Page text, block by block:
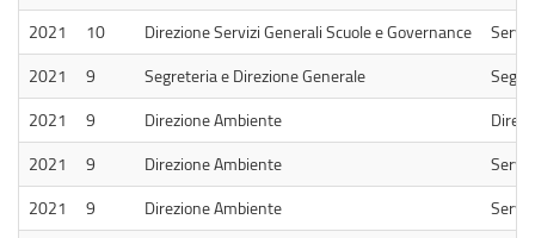
2021
10 Direzione Servizi Generali Scuole e Governance
2021
9 Segreteria e Direzione Generale
2021
9 Direzione Ambiente
2021
9 Direzione Ambiente
2021
9 Direzione Ambiente